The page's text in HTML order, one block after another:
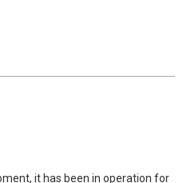
it has been in operation for